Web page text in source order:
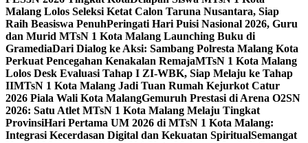
Malang Lolos Seleksi Ketat Calon Taruna Nusantara, Siap
Raih Beasiswa PenuhPeringati Hari Puisi Nasional 2026, Guru
dan Murid MTsN 1 Kota Malang Launching Buku di
GramediaDari Dialog ke Aksi: Sambang Polresta Malang Kota
Perkuat Pencegahan Kenakalan RemajaMTsN 1 Kota Malang
Lolos Desk Evaluasi Tahap I ZI-WBK, Siap Melaju ke Tahap
IIMTsN 1 Kota Malang Jadi Tuan Rumah Kejurkot Catur
2026 Piala Wali Kota MalangGemuruh Prestasi di Arena O2SN
2026: Satu Atlet MTsN 1 Kota Malang Melaju Tingkat
ProvinsiHari Pertama UM 2026 di MTsN 1 Kota Malang:
Integrasi Kecerdasan Digital dan Kekuatan SpiritualSemangat